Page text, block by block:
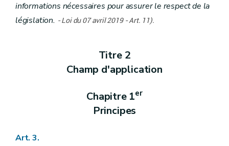
informations nécessaires pour assurer le respect de la
législation. -Loi du 07 avril 2019 - Art. 11).
Titre 2
Champ d'application
Chapitre 1er
Principes
Art. 3.